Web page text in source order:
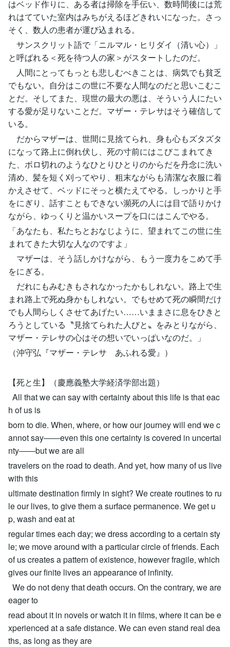
はベッド作りに、ある者は掃除を手伝い、数時間後には荒
れはてていた室内はみちがえるほどきれいになった。さっ
そく、数人の患者が運び込まれる。
サンスクリット語で「ニルマル・ヒリダイ（清い心）」
と呼ばれる＜死を待つ人の家＞がスタートしたのだ。
人間にとってもっとも悲しむべきことは、病気でも貧乏
でもない。自分はこの世に不要な人間なのだと思いこむこ
とだ。そしてまた、現世の最大の悪は、そういう人にたい
する愛が足りないことだ。マザー・テレサはそう確信して
いる。
だからマザーは、世間に見捨てられ、身も心もズタズタ
になって路上に倒れ伏し、死の寸前にはこびこまれてき
た、ボロ切れのようなひとりひとりのからだを丹念に洗い
清め、髪を短く刈ってやり、粗末ながらも清潔な衣服に着
かえさせて、ベッドにそっと横たえてやる。しっかりと手
をにぎり、話すこともできない瀕死の人には目で語りかけ
ながら、ゆっくりと温かいスープを口にはこんでやる。
「あなたも、私たちとおなじように、望まれてこの世に生
まれてきた大切な人なのですよ」
マザーは、そう話しかけながら、もう一度力をこめて手
をにぎる。
だれにもみむきもされなかったかもしれない。路上で生
まれ路上で死ぬ身かもしれない。でもせめて死の瞬間だけ
でも人間らしくさせてあげたい……いままさに息をひきと
ろうとしている〝見捨てられた人びと〟をみとりながら、
マザー・テレサの心はその想いでいっぱいなのだ。」
（沖守弘『マザー・テレサ あふれる愛』）
【死と生】（慶應義塾大学経済学部出題）
All that we can say with certainty about this life is that eac
h of us is
born to die. When, where, or how our journey will end we c
annot say――even this one certainty is covered in uncertai
nty――but we are all
travelers on the road to death. And yet, how many of us live
with this
ultimate destination firmly in sight? We create routines to ru
le our lives, to give them a surface permanence. We get u
p, wash and eat at
regular times each day; we dress according to a certain sty
le; we move around with a particular circle of friends. Each
of us creates a pattern of existence, however fragile, which
gives our finite lives an appearance of infinity.
We do not deny that death occurs. On the contrary, we are
eager to
read about it in novels or watch it in films, where it can be e
xperienced at a safe distance. We can even stand real dea
ths, as long as they are